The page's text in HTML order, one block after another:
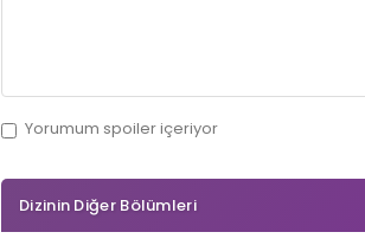
Yorumum spoileriçeriyor
Dizinin Diğer Bölümleri